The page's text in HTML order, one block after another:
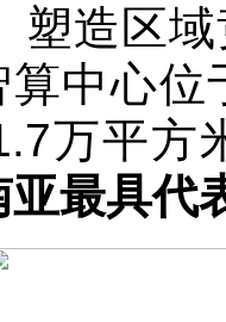
塑造区
中心
万平方
亚最具代